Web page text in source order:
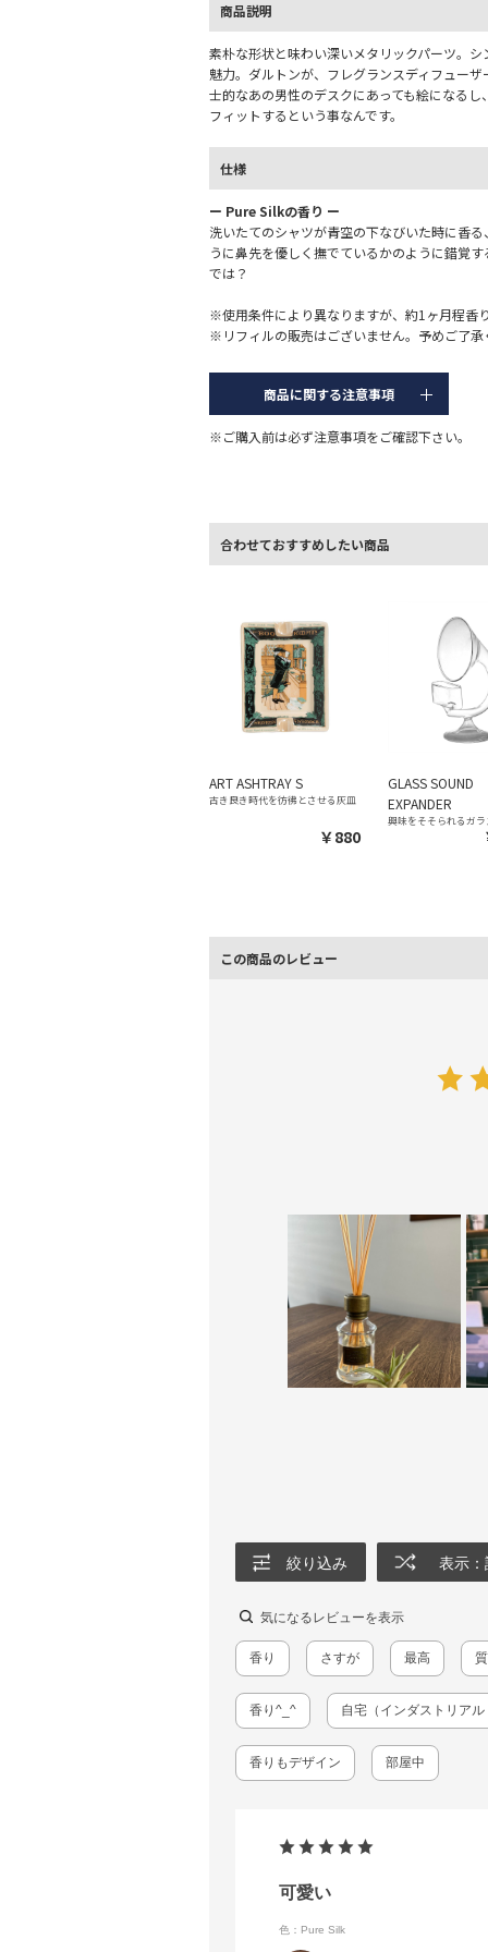
商品説明
素朴な形状と味わい深いメタリックパーツ。
魅力。ダルトンが、フレグランスディフュー
士的なあの男性のデスクにあっても絵になる
フィットするという事なんです。
仕様
ー Pure Silkの香り ー
洗いたてのシャツが青空の下なびいた時に香
うに鼻先を優しく撫でているかのように錯覚
では？
※使用条件により異なりますが、約1ヶ月程香
※リフィルの販売はございません。予めご了承
商品に関する注意事項
※ご購入前は必ず注意事項をご確認下さい。
合わせておすすめしたい商品
ART ASHTRAY S
古き良き時代を彷彿とさせる灰皿
￥880
GLASS SOUND
EXPANDER
興味をそそられるガ
この商品のレビュー
絞り込み 表示
気になるレビューを表示
香り さすが 最高
香り^_^ 自宅（インダストリアル
香りもデザイン 部屋中
可愛い
色：Pure Silk